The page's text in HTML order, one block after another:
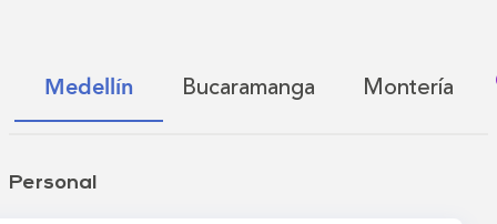
Medellín Bucaramanga Montería
Personal